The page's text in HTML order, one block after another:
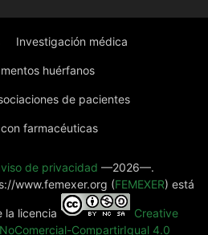
Investigación médica
huérfanos
de pacientes
farmacéuticas
de privacidad —2026—.
www.femexer.org (FEMEXER) está
la licencia
Creative
CompartirIgual 4.0